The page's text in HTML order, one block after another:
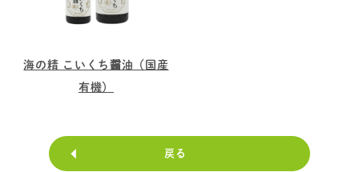
海の精 こいくち醤油（国産
有機）
戻る